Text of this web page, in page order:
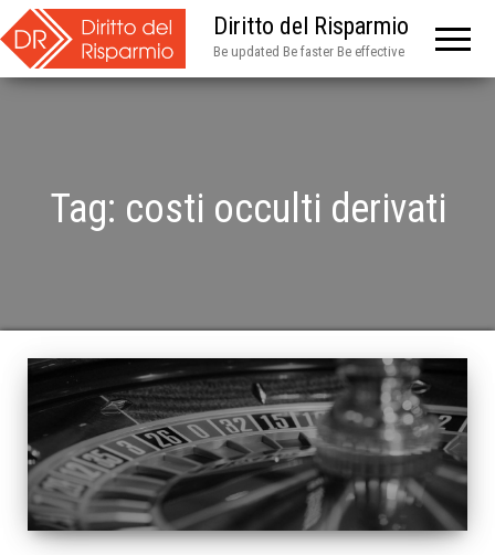
Diritto del Risparmio
Be updated Be faster Be effective
Tag: costi occulti derivati